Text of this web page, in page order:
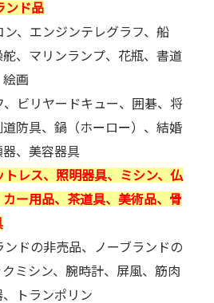
ンド品
、エンジンテレグラフ、船
、マリンランプ、花瓶、書道
画
ビリヤードキュー、囲碁、将
防具、鍋（ホー ロー）、結婚
、美容器具
レス、照明器具、ミシン、仏
ー用品、茶道具、美術品、骨
ドの非売品、ノーブランドの
ミシン、腕時計、屏風、筋肉
トランポリン